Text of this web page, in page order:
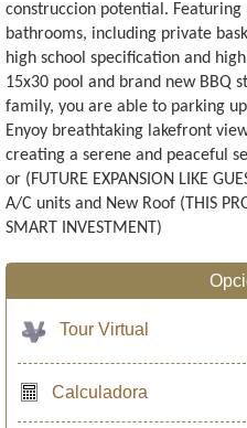
construccion potential.
bathrooms, including private
high school specification and
15x30 pool and brand new BBQ
family, you are able to parking
Enyoy breathtaking lakefront
creating a serene and peaceful
or (FUTURE EXPANSION LIKE
A/C units and New Roof (THIS
SMART INVESTMENT)
Tour Virtual
Calculadora